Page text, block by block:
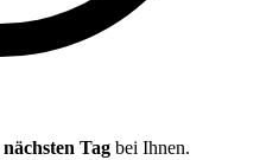
nächsten Tag bei Ihnen.